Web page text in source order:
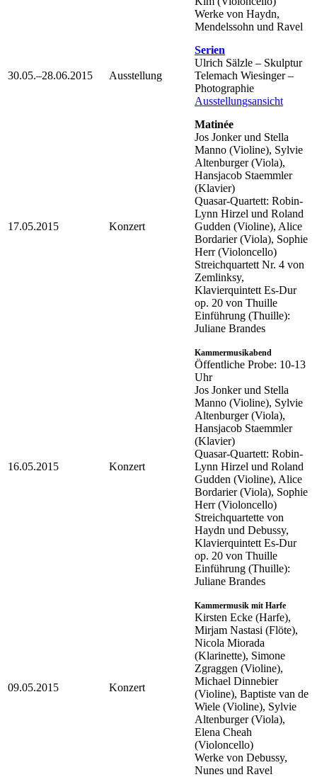
Werke von Haydn,
Mendelssohn und Ravel
30.05.–28.06.2015 Ausstellung
Serien
Ulrich Sälzle – Skulptur
Telemach Wiesinger –
Photographie
Ausstellungsansicht
17.05.2015 Konzert
Matinée
Jos Jonker und Stella
Manno (Violine), Sylvie
Altenburger (Viola),
Hansjacob Staemmler
(Klavier)
Quasar-Quartett: Robin-
Lynn Hirzel und Roland
Gudden (Violine), Alice
Bordarier (Viola), Sophie
Herr (Violoncello)
Streichquartett Nr. 4 von
Zemlinksy,
Klavierquintett Es-Dur
op. 20 von Thuille
Einführung (Thuille):
Juliane Brandes
16.05.2015 Konzert
Kammermusikabend
Öffentliche Probe: 10-13
Uhr
Jos Jonker und Stella
Manno (Violine), Sylvie
Altenburger (Viola),
Hansjacob Staemmler
(Klavier)
Quasar-Quartett: Robin-
Lynn Hirzel und Roland
Gudden (Violine), Alice
Bordarier (Viola), Sophie
Herr (Violoncello)
Streichquartette von
Haydn und Debussy,
Klavierquintett Es-Dur
op. 20 von Thuille
Einführung (Thuille):
Juliane Brandes
09.05.2015 Konzert
Kammermusik mit Harfe
Kirsten Ecke (Harfe),
Mirjam Nastasi (Flöte),
Nicola Miorada
(Klarinette), Simone
Zgraggen (Violine),
Michael Dinnebier
(Violine), Baptiste van de
Wiele (Violine), Sylvie
Altenburger (Viola),
Elena Cheah
(Violoncello)
Werke von Debussy,
Nunes und Ravel